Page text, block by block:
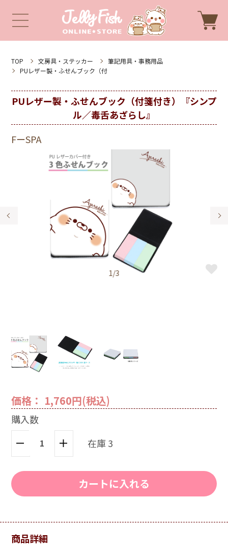
TOP 文房具・ステッカー
筆記用具・事務用品
PUレザー製・ふせんブック（付
PUレザー製・ふせんブック（付箋付き）『シンプ
ル／毒舌あざらし』
FーSPA
1/3
価格： 1,760円(税込)
購入数
在庫 3
カートに入れる
商品詳細